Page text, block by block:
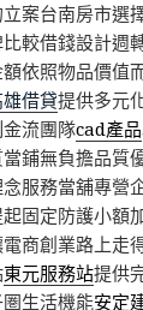
案台南房市選
較借錢設計週
依照物品價值
雄借貸提供多元
流團隊cad產品
鋪無負擔品質
服務當舖專營
固定防護小額
商創業路上走
東元服務站提供
生活機能安定